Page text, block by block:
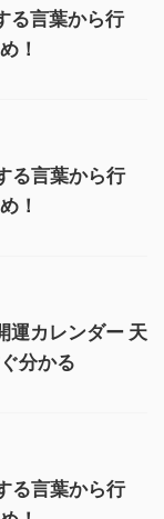
る言葉から行
！
る言葉から行
！
運カレンダー 天
分かる
る言葉から行